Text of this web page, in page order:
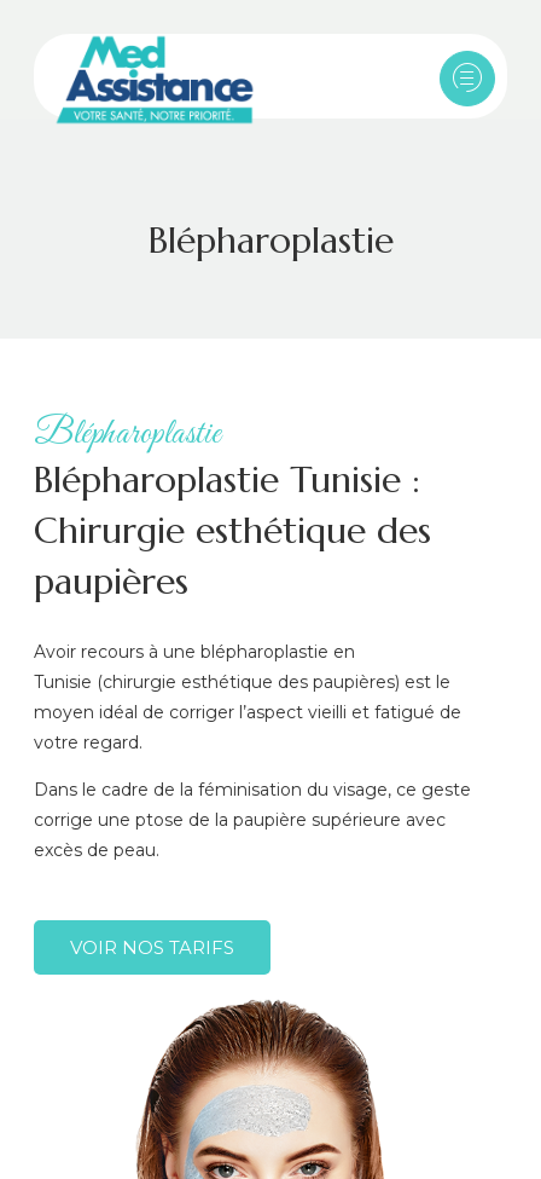
Blépharoplastie
Blépharoplastie
Blépharoplastie Tunisie :
Chirurgie esthétique des
paupières
Avoir recours à une blépharoplastie en
Tunisie (chirurgie esthétique des paupières) est le
moyen idéal de corriger l’aspect vieilli et fatigué de
votre regard.
Dans le cadre de la féminisation du visage, ce geste
corrige une ptose de la paupière supérieure avec
excès de peau.
VOIR NOS TARIFS